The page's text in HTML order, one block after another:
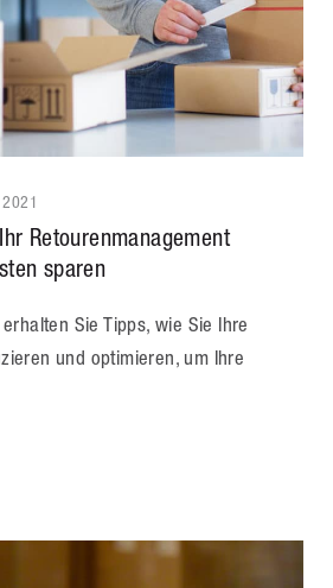
Retourenmanagement
sparen
2021
Sie Tipps, wie Sie Ihre
und optimieren, um Ihre